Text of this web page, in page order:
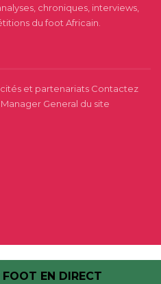
chroniques, interviews,
du foot Africain.
et partenariats Contactez
General du site
FOOT EN DIRECT